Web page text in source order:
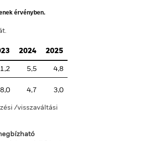
érvényben.
2024 2025
5,5 4,8
8,0 4,7 3,0
/visszaváltási